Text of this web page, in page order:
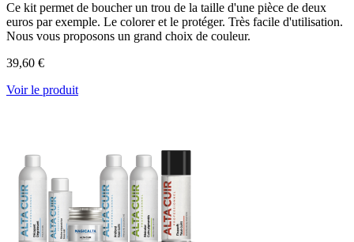
Ce kit permet de boucher un trou de la taille d'une pièce de deux
euros par exemple. Le colorer et le protéger. Très facile d'utilisation.
Nous vous proposons un grand choix de couleur.
39,60 €
Voir le produit